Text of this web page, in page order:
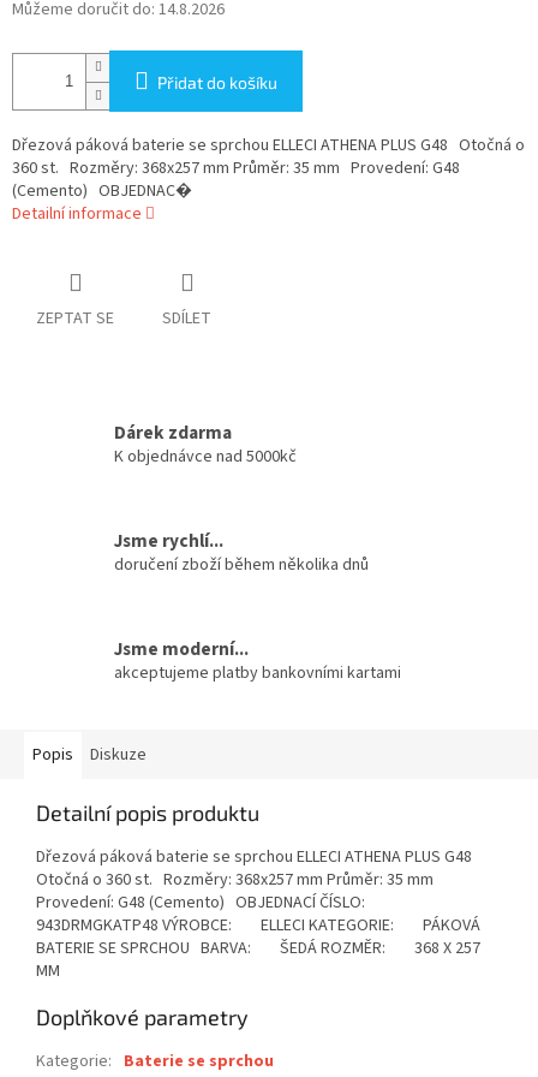
Můžeme doručit do: 14.8.2026
Přidat do košíku
Dřezová páková baterie se sprchou ELLECI ATHENA PLUS G48 Otočná o
360 st. Rozměry: 368x257 mm Průměr: 35 mm Provedení: G48
(Cemento) OBJEDNAC�
Detailní informace
ZEPTAT SE SDÍLET
Dárek zdarma
K objednávce nad 5000kč
Jsme rychlí...
doručení zboží během několika dnů
Jsme moderní...
akceptujeme platby bankovními kartami
Popis Diskuze
Detailní popis produktu
Dřezová páková baterie se sprchou ELLECI ATHENA PLUS G48
Otočná o 360 st. Rozměry: 368x257 mm Průměr: 35 mm
Provedení: G48 (Cemento) OBJEDNACÍ ČÍSLO:
943DRMGKATP48 VÝROBCE: ELLECI KATEGORIE: PÁKOVÁ
BATERIE SE SPRCHOU BARVA: ŠEDÁ ROZMĚR: 368 X 257
MM
Doplňkové parametry
Kategorie: Baterie se sprchou